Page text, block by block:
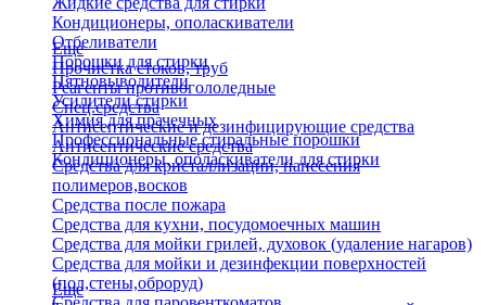
Кондиционеры, ополаскиватели
Отбеливатели
Порошки для стирки
Пятновыводители
Усилители стирки
Химия для прачечных
Профессиональные стиральные порошки
Кондиционеры, ополаскиватели для стирки
Еще
Прочистка стоков, труб
Реагенты противогололедные
Спец.средства
Антисептические и дезинфицирующие средства
Антисептические средства
Средства для кристаллизации, нанесения
полимеров,восков
Средства после пожара
Средства для кухни, посудомоечных машин
Средства для мойки грилей, духовок (удаление нагаров)
Средства для мойки и дезинфекции поверхностей
(пол,стены,оброруд)
Еще